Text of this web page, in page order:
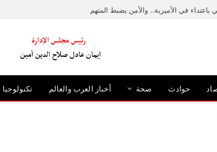
باعتداء في الأميرية.. والأمن يضبط المتهم
حوادث صحة أخبار العرب والعالم تكنولوجيا